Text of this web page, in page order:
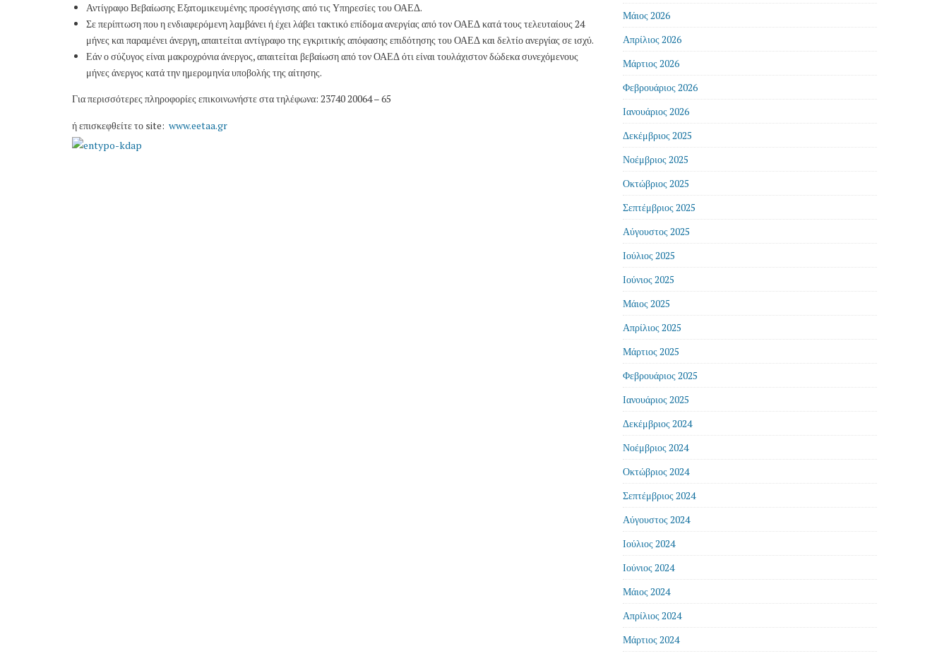
Αντίγραφο Βεβαίωσης Εξατομικευμένης προσέγγισης από τις Υπηρεσίες του ΟΑΕΔ.
Σε περίπτωση που η ενδιαφερόμενη λαμβάνει ή έχει λάβει τακτικό επίδομα ανεργίας από τον ΟΑΕΔ κατά τους τελευταίους 24
μήνες και παραμένει άνεργη, απαιτείται αντίγραφο της εγκριτικής απόφασης επιδότησης του ΟΑΕΔ και δελτίο ανεργίας σε ισχύ.
Εάν ο σύζυγος είναι μακροχρόνια άνεργος, απαιτείται βεβαίωση από τον ΟΑΕΔ ότι είναι τουλάχιστον δώδεκα συνεχόμενους
μήνες άνεργος κατά την ημερομηνία υποβολής της αίτησης.
Για περισσότερες πληροφορίες επικοινωνήστε στα τηλέφωνα: 23740 20064 – 65
ή επισκεφθείτε το site: www.eetaa.gr
Μάιος 2026
Απρίλιος 2026
Μάρτιος 2026
Φεβρουάριος 2026
Ιανουάριος 2026
Δεκέμβριος 2025
Νοέμβριος 2025
Οκτώβριος 2025
Σεπτέμβριος 2025
Αύγουστος 2025
Ιούλιος 2025
Ιούνιος 2025
Μάιος 2025
Απρίλιος 2025
Μάρτιος 2025
Φεβρουάριος 2025
Ιανουάριος 2025
Δεκέμβριος 2024
Νοέμβριος 2024
Οκτώβριος 2024
Σεπτέμβριος 2024
Αύγουστος 2024
Ιούλιος 2024
Ιούνιος 2024
Μάιος 2024
Απρίλιος 2024
Μάρτιος 2024